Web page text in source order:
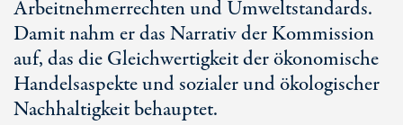
Arbeitnehmerrechten und Umweltstandards.
Damit nahm er das Narrativ der Kommission
auf, das die Gleichwertigkeit der ökonomische
Handelsaspekte und sozialer und ökologischer
Nachhaltigkeit behauptet.